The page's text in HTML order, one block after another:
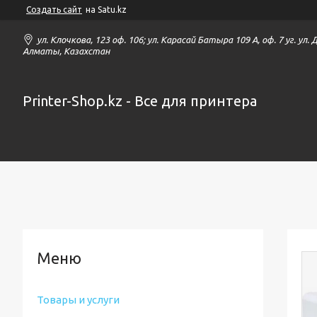
Создать сайт на Satu.kz
ул. Клочкова, 123 оф. 106; ул. Карасай Батыра 109 А, оф. 7 уг. ул.
Алматы, Казахстан
Printer-Shop.kz - Все для принтера
Товары и услуги